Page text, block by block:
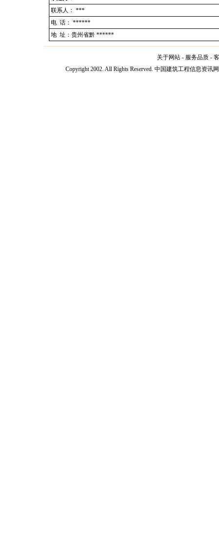
联系人： ***
电 话： ******
地 址：贵州省黔 ******
关于网站 - 服务品质 -
Copyright 2002. All Rights Reserved. 中国建筑工程信息资讯